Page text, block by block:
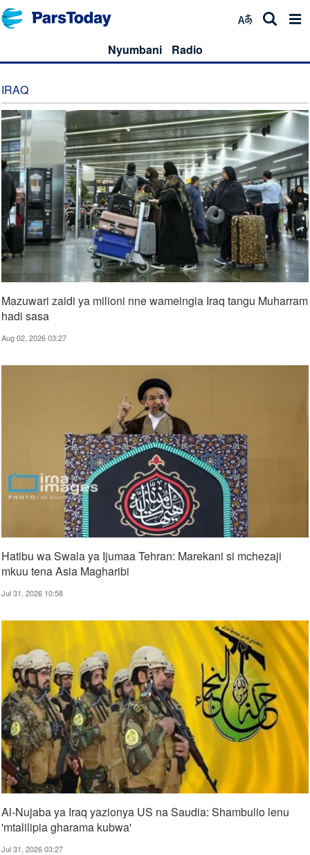
Nyumbani Radio
IRAQ
Mazuwari zaidi ya milioni nne wameingia Iraq tangu Muharram
hadi sasa
Aug 02, 2026 03:27
Hatibu wa Swala ya Ijumaa Tehran: Marekani si mchezaji
mkuu tena Asia Magharibi
Jul 31, 2026 10:58
Al-Nujaba ya Iraq yazionya US na Saudia: Shambulio lenu
'mtalilipia gharama kubwa'
Jul 31, 2026 03:27